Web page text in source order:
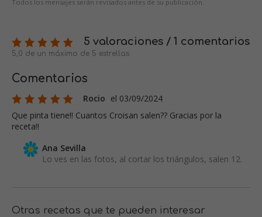
Todos los mensajes serán revisados antes de su publicación.
5 valoraciones / 1 comentarios
5,0 de un máximo de 5 estrellas
Comentarios
Rocio el 03/09/2024
Que pinta tiene!! Cuantos Croisan salen?? Gracias por la
receta!!
Ana Sevilla
Lo ves en las fotos, al cortar los triángulos, salen 12.
Otras recetas que te pueden interesar